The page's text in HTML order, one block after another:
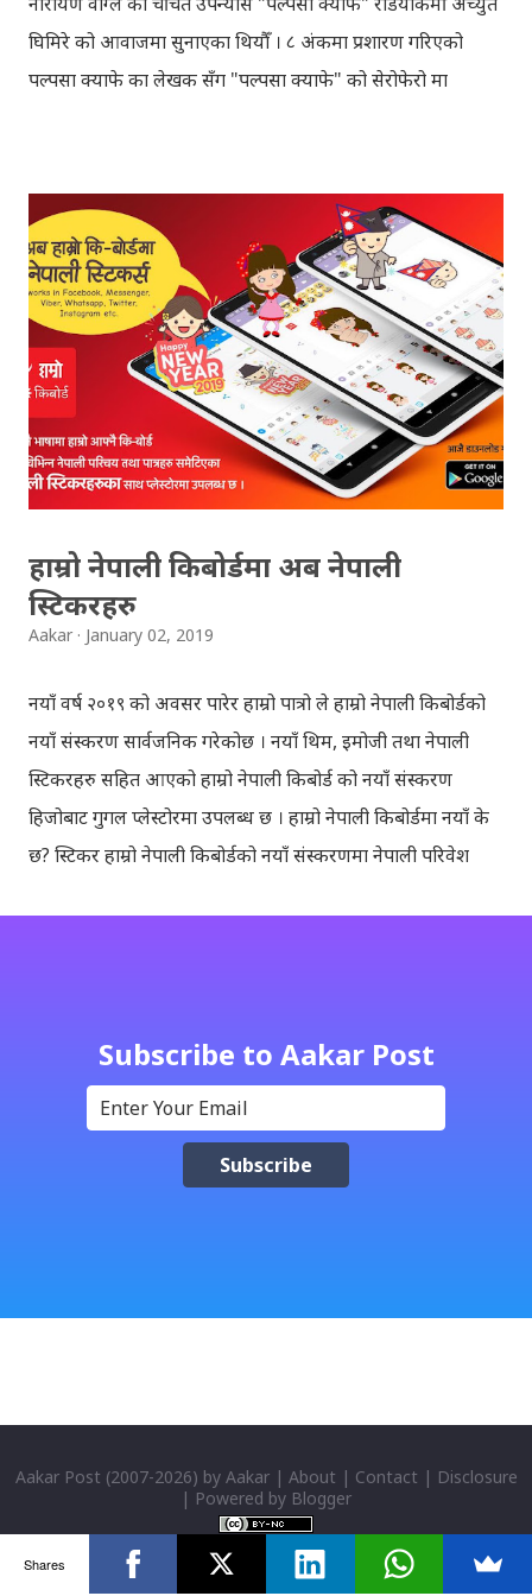
घिमिरे को आवाजमा सुनाएका थियौँ । ८ अंकमा प्रशारण गरिएको
पल्पसा क्याफे का लेखक सँग "पल्पसा क्याफे" को सेरोफेरो मा
भेटिएको खण्डमा हामी अवश्य पनि राख्ने नै छौँ । हामीले भनिरहनुपर्दैन,
पल्पसा क्याफे एक उत्कृष्ट उपन्यास हो जसलाई ऐतिहासिक दस्तावेज
भन्दा पनि फरक नपर्ला । रेडियोवाचन को शृंखला मा यी सम्पुर्ण अंकहरु
उपलब्ध गराइदिनुहुने अच्युत घिमिरेलाई धेरै धेरै धन्यवाद । पल्पसा
क्याफे त सुनिसकियो, तर यहाँहरु ले पल्पसा क्याफेलाई कसरी
मुल्यांङ्कन गर्नुभयो थाहा छैन । खैर कुरो जेसुकै होस्, आज यहाँ म केही
साथिहरुको ब्लगमा प्रकाशित "पल्पसा क्याफे" बारे गरिएको
टिप्पणीहरु सहित उपस्थित भएको छु । साथिहरुको ब्लगमा प्रकाशित
भइसकेका कुराहरुलाई एकै ठाउँमा समेट्न...
हाम्रो नेपाली किबोर्डमा अब नेपाली
स्टिकरहरु
Aakar January 02, 2019
नयाँ वर्ष २०१९ को अवसर पारेर हाम्रो पात्रो ले हाम्रो नेपाली किबोर्डको
नयाँ संस्करण सार्वजनिक गरेकोछ । नयाँ थिम, इमोजी तथा नेपाली
स्टिकरहरु सहित आएको हाम्रो नेपाली किबोर्ड को नयाँ संस्करण
हिजोबाट गुगल प्लेस्टोरमा उपलब्ध छ । हाम्रो नेपाली किबोर्डमा नयाँ के
छ? स्टिकर हाम्रो नेपाली किबोर्डको नयाँ संस्करणमा नेपाली परिवेश
साथी, नयाँ वर्ष, संगी, हाम्रो कान्छा, हाम्रो कान्छी, नक्कली, र बौचा व
मैचासमेत गरी आठ किसिमका स्टिकरहरु समावेश गरिएकोछ । हाम्रो
नेपाली किबोर्डको इमोजी खण्डमा गएर यी स्टिकरहरु प्रयोग गर्न
सकिन्छ । थिम हाम्रो नेपाली किबोर्डको यस संस्करणमा नयाँ किबोर्ड
Subscribe to Aakar Post
Aakar Post (2007-2026) by Aakar| About | Contact | Disclosure
| Powered by Blogger
Shares